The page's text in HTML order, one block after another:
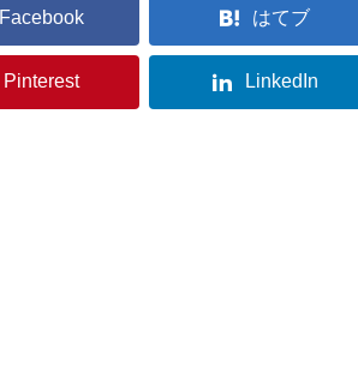
Facebook はてブ
Pinterest LinkedIn